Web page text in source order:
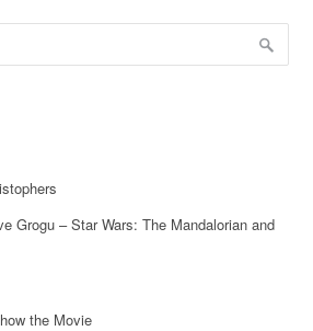
Grogu – Star Wars: The Mandalorian and
the Movie